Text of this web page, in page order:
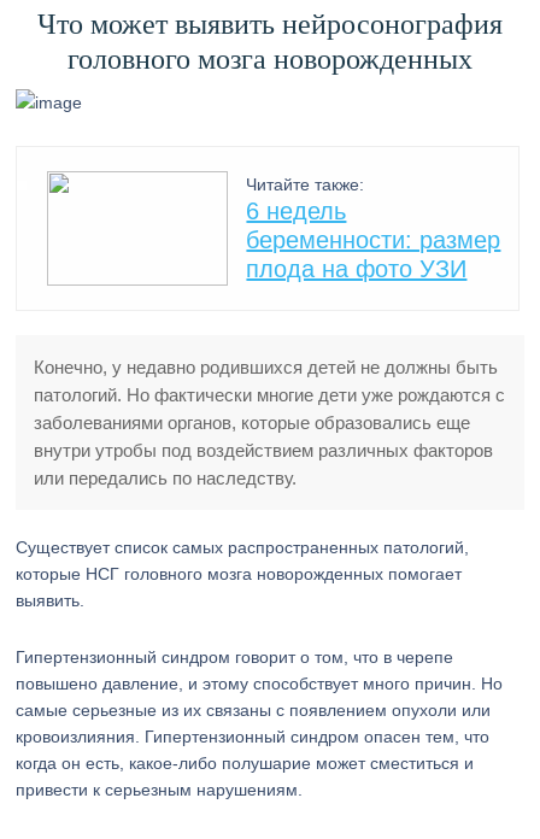
Что может выявить нейросонография
головного мозга новорожденных
Читайте также:
6 недель
беременности: размер
плода на фото УЗИ
Конечно, у недавно родившихся детей не должны быть
патологий. Но фактически многие дети уже рождаются с
заболеваниями органов, которые образовались еще
внутри утробы под воздействием различных факторов
или передались по наследству.
Существует список самых распространенных патологий,
которые НСГ головного мозга новорожденных помогает
выявить.
Гипертензионный синдром говорит о том, что в черепе
повышено давление, и этому способствует много причин. Но
самые серьезные из их связаны с появлением опухоли или
кровоизлияния. Гипертензионный синдром опасен тем, что
когда он есть, какое-либо полушарие может сместиться и
привести к серьезным нарушениям.